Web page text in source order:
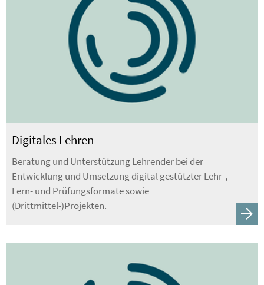
Digitales Lehren
Beratung und Unterstützung Lehrender bei der
Entwicklung und Umsetzung digital gestützter Lehr-,
Lern- und Prüfungsformate sowie
(Drittmittel-)Projekten.